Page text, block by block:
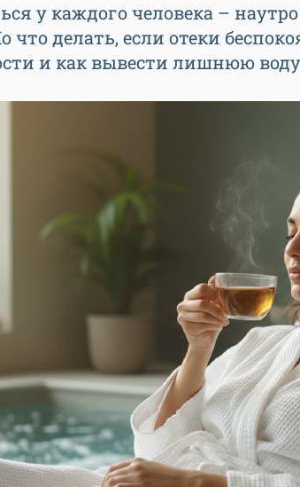
у каждого человека –
что делать, если отеки
и как вывести лишнюю воду